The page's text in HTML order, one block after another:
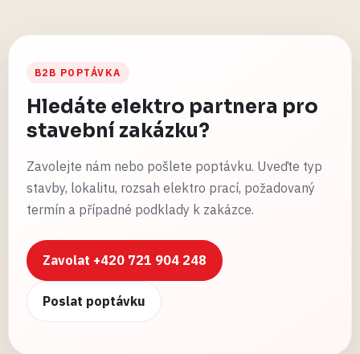
B2B POPTÁVKA
Hledáte elektro partnera pro
stavební zakázku?
Zavolejte nám nebo pošlete poptávku. Uveďte typ
stavby, lokalitu, rozsah elektro prací, požadovaný
termín a případné podklady k zakázce.
Zavolat +420 721 904 248
Poslat poptávku